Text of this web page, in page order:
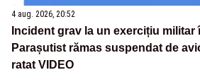
4 aug. 2026, 20:52
Incident grav la un exercițiu militar
Parașutist rămas suspendat de
ratat VIDEO